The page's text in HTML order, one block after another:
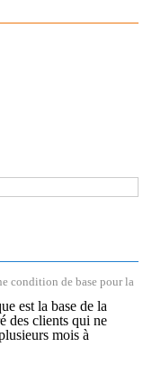
condition de base pour la
est la base de la
des clients qui ne
mois à